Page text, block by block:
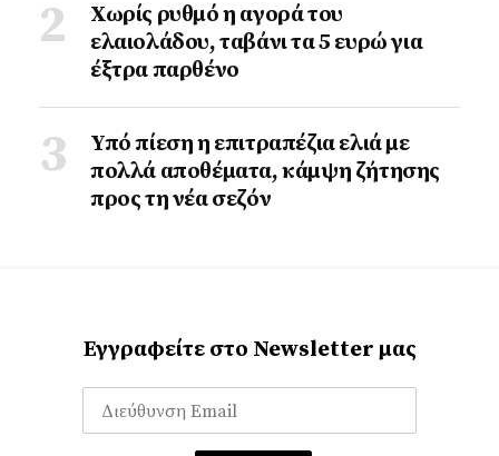
Χωρίς ρυθμό η αγορά του
ελαιολάδου, ταβάνι τα 5 ευρώ για
έξτρα παρθένο
Υπό πίεση η επιτραπέζια ελιά με
πολλά αποθέματα, κάμψη ζήτησης
προς τη νέα σεζόν
Εγγραφείτε στο Newsletter μας